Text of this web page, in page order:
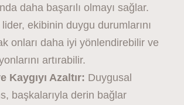
daha başarılı olmayı sağlar.
ekibinin duygu durumlarını
onları daha iyi yönlendirebilir ve
artırabilir.
Kaygıyı Azaltır: Duygusal
başkalarıyla derin bağlar